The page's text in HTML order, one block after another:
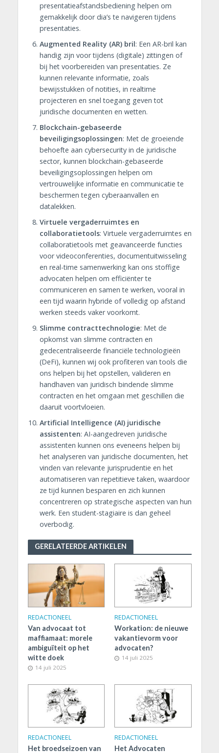
presentatieafstandsbediening helpen om
gemakkelijk door dia’s te navigeren tijdens
presentaties.
Augmented Reality (AR) bril: Een AR-bril kan
handig zijn voor tijdens (digitale) zittingen of
bij het voorbereiden van presentaties. Ze
kunnen relevante informatie, zoals
bewijsstukken of notities, in realtime
projecteren en snel toegang geven tot
juridische documenten en wetten.
Blockchain-gebaseerde
beveiligingsoplossingen: Met de groeiende
behoefte aan cybersecurity in de juridische
sector, kunnen blockchain-gebaseerde
beveiligingsoplossingen helpen om
vertrouwelijke informatie en communicatie te
beschermen tegen cyberaanvallen en
datalekken.
Virtuele vergaderruimtes en
collaboratietools: Virtuele vergaderruimtes en
collaboratietools met geavanceerde functies
voor videoconferenties, documentuitwisseling
en real-time samenwerking kan ons stoffige
advocaten helpen om efficiënter te
communiceren en samen te werken, vooral in
een tijd waarin hybride of volledig op afstand
werken steeds vaker voorkomt.
Slimme contracttechnologie: Met de
opkomst van slimme contracten en
gedecentraliseerde financiële technologieën
(DeFi), kunnen wij ook profiteren van tools die
ons helpen bij het opstellen, valideren en
handhaven van juridisch bindende slimme
contracten en het omgaan met geschillen die
daaruit voortvloeien.
Artificial Intelligence (AI) juridische
assistenten: AI-aangedreven juridische
assistenten kunnen ons eveneens helpen bij
het analyseren van juridische documenten, het
vinden van relevante jurisprudentie en het
automatiseren van repetitieve taken, waardoor
ze tijd kunnen besparen en zich kunnen
concentreren op strategische aspecten van hun
werk. Een student-stagiaire is dan geheel
overbodig.
GERELATEERDE ARTIKELEN
REDACTIONEEL
Van advocaat tot
maffiamaat: morele
ambiguïteit op het
witte doek
14 juli 2025
REDACTIONEEL
Workation: de nieuwe
vakantievorm voor
advocaten?
14 juli 2025
REDACTIONEEL
Het broedseizoen van
REDACTIONEEL
Het Advocaten